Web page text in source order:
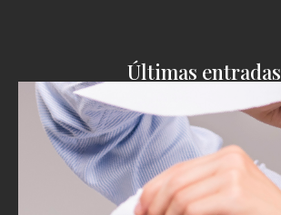
Últimas entradas